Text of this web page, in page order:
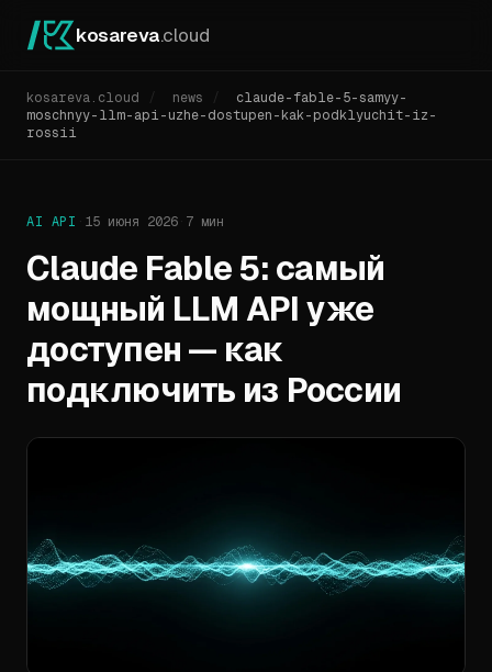
kosareva.cloud
kosareva.cloud / news /
claude-fable-5-samyy-
moschnyy-llm-api-uzhe-dostupen-kak-podklyuchit-iz-
rossii
AI API 15 июня 2026· 7 мин
Claude Fable 5: самый
мощный LLM API уже
доступен — как
подключить из России